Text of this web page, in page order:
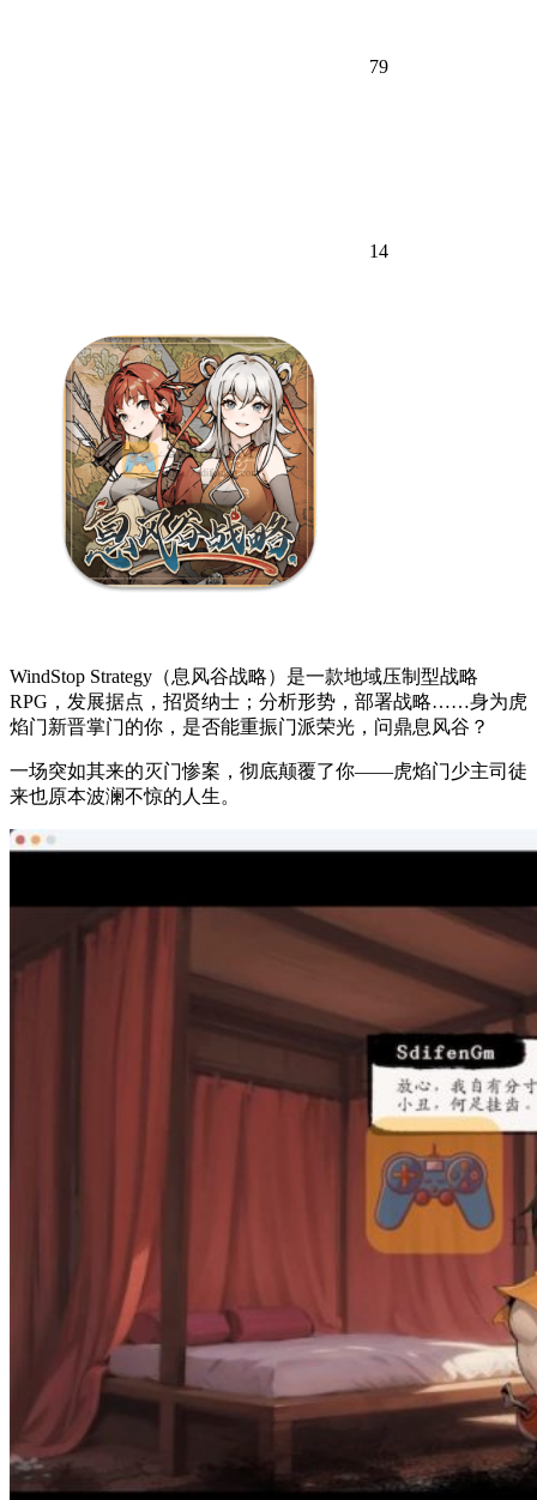
79
14
WindStop Strategy（息风谷战略）是一款地域压制型战略
RPG，发展据点，招贤纳士；分析形势，部署战略……身为虎
焰门新晋掌门的你，是否能重振门派荣光，问鼎息风谷？
一场突如其来的灭门惨案，彻底颠覆了你——虎焰门少主司徒
来也原本波澜不惊的人生。